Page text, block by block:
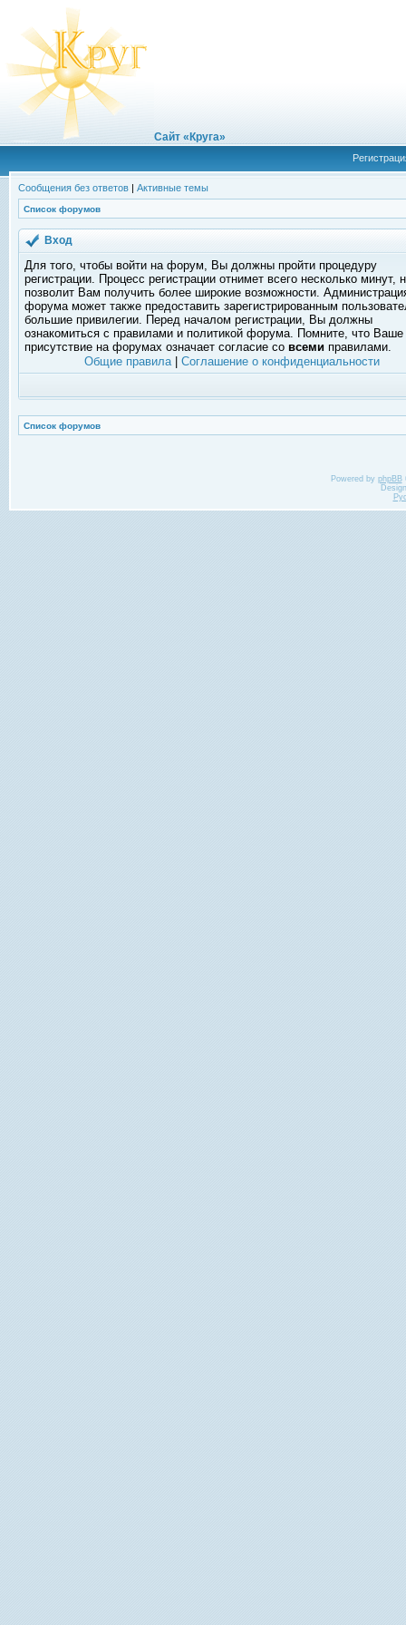
Сайт «Круга»
Сообщения без ответов | Активные темы
Список форумов
Вход
Для того, чтобы войти на форум, Вы должны пройти процедуру
регистрации. Процесс регистрации отнимет всего несколько минут,
позволит Вам получить более широкие возможности.
форума может также предоставить зарегистрированным
большие привилегии. Перед началом регистрации, Вы должны
ознакомиться с правилами и политикой форума. Помните, что Ваше
присутствие на форумах означает согласие со всеми правилами.
Общие правила| Соглашение о конфиденциальности
Список форумов
Powered by phpBB